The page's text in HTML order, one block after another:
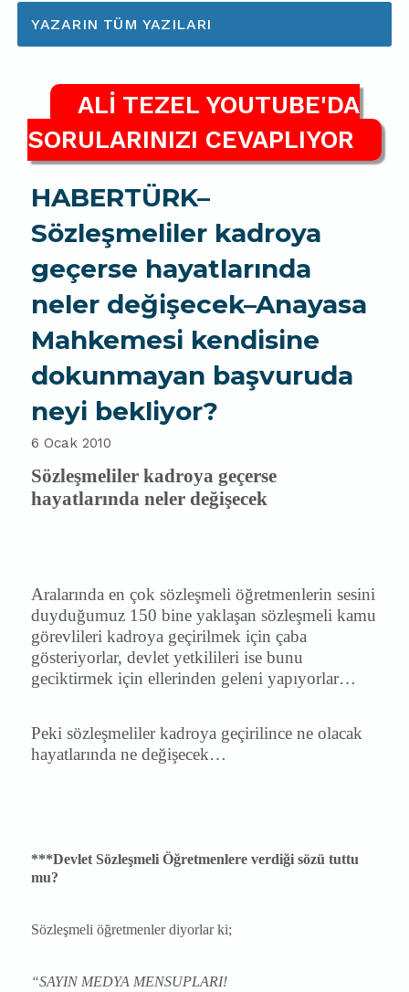
YAZARIN TÜM YAZILARI
ALİ TEZEL YOUTUBE'DA
SORULARINIZI CEVAPLIYOR
HABERTÜRK–
Sözleşmeliler kadroya
geçerse hayatlarında
neler değişecek–Anayasa
Mahkemesi kendisine
dokunmayan başvuruda
neyi bekliyor?
6 Ocak 2010
Sözleşmeliler kadroya geçerse
hayatlarında neler değişecek
Aralarında en çok sözleşmeli öğretmenlerin sesini
duyduğumuz 150 bine yaklaşan sözleşmeli kamu
görevlileri kadroya geçirilmek için çaba
gösteriyorlar, devlet yetkilileri ise bunu
geciktirmek için ellerinden geleni yapıyorlar…
Peki sözleşmeliler kadroya geçirilince ne olacak
hayatlarında ne değişecek…
***Devlet Sözleşmeli Öğretmenlere verdiği sözü tuttu
mu?
Sözleşmeli öğretmenler diyorlar ki;
“SAYIN MEDYA MENSUPLARI!